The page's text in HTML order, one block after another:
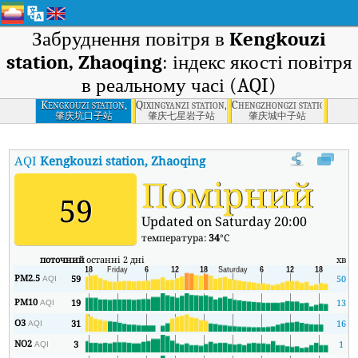
Забруднення повітря в Kengkouzi
station, Zhaoqing: індекс якості повітря
в реальному часі (AQI)
Kengkouzi station,
Zhaoqing
肇庆坑口子站
Qixingyanzi station, Zhaoqing
肇庆七星岩子站
Chengzhongzi station,
肇庆城中子站
AQIKengkouzi station, Zhaoqing: Індекс якості повітря в
59 Помірний
Updated on Saturday 20:00
температура:34°C
поточнийостанні 2 дні хв
PM2.5AQI 59 50
PM10AQI 19 13
O3AQI 31 16
NO2AQI 3 1